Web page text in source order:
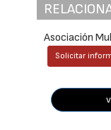
Asociación
Solicitar